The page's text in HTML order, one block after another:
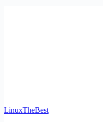
LinuxTheBest